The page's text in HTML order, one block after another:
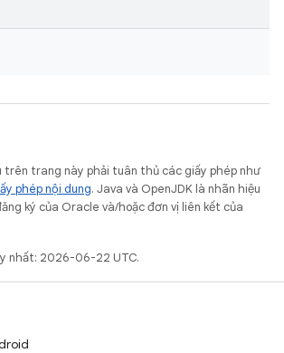
trên trang này phải tuân thủ các giấy phép như
phép nội dung. Java và OpenJDK là nhãn hiệu
ký của Oracle và/hoặc đơn vị liên kết của
nhất: 2026-06-22 UTC.